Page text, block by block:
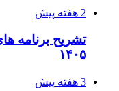
2 هفته پیش
تشریح برنامه
۱۴۰۵
3 هفته پیش